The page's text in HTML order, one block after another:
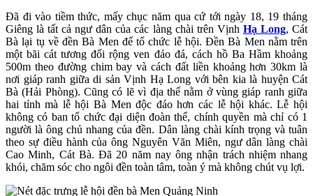
Đã đi vào tiềm thức, mấy chục năm qua cứ tới ngày 18, 19 tháng
Giêng là tất cả ngư dân của các làng chài trên Vịnh Hạ Long, Cát
Bà lại tụ về đền Bà Men để tổ chức lễ hội. Đền Bà Men nằm trên
một bãi cát tương đối rộng ven đảo đá, cách hồ Ba Hầm khoảng
500m theo đường chim bay và cách đất liền khoảng hơn 30km là
nơi giáp ranh giữa di sản Vịnh Hạ Long với bên kia là huyện Cát
Bà (Hải Phòng). Cũng có lẽ vì địa thế nằm ở vùng giáp ranh giữa
hai tỉnh mà lễ hội Bà Men độc đáo hơn các lễ hội khác. Lễ hội
không có ban tổ chức đại diện đoàn thể, chính quyền mà chỉ có 1
người là ông chủ nhang của đền. Dân làng chài kính trọng và tuân
theo sự điều hành của ông Nguyên Văn Miên, ngư dân làng chài
Cao Minh, Cát Bà. Đã 20 năm nay ông nhận trách nhiệm nhang
khói, chăm sóc cho ngôi đền toàn tâm, toàn ý mà không chút vụ lợi.